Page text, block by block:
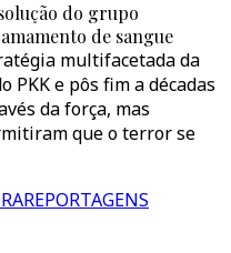
do grupo
de sangue
multifacetada da
PKK e pôs fim a décadas
da força, mas
que o terror se
REPORTAGENS